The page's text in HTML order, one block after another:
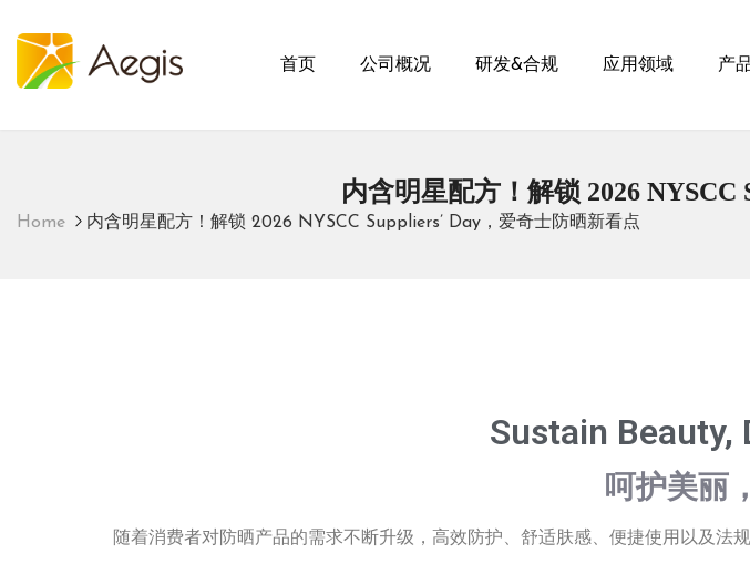
首页 公司概况 研发&合规 应用领域 产
内含明星配方！解锁 2026
Home 内含明星配方！解锁 2026 NYSCC Suppliers’ Day，爱奇士防晒新看点
Sustain Beauty,
呵护美丽
随着消费者对防晒产品的需求不断升级，高效防护、舒适肤感、便捷使用以及法